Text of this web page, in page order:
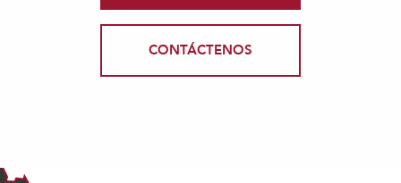
CONTÁCTENOS